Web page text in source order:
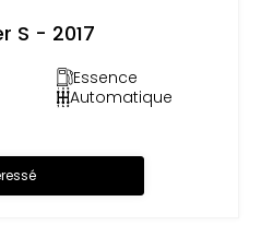
S - 2017
Essence
Automatique